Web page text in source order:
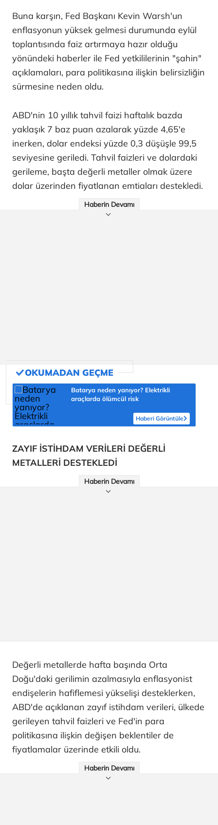
Buna karşın, Fed Başkanı Kevin Warsh'un
enflasyonun yüksek gelmesi durumunda eylül
toplantısında faiz artırmaya hazır olduğu
yönündeki haberler ile Fed yetkililerinin "şahin"
açıklamaları, para politikasına ilişkin belirsizliğin
sürmesine neden oldu.
ABD'nin 10 yıllık tahvil faizi haftalık bazda
yaklaşık 7 baz puan azalarak yüzde 4,65'e
inerken, dolar endeksi yüzde 0,3 düşüşle 99,5
seviyesine geriledi. Tahvil faizleri ve dolardaki
gerileme, başta değerli metaller olmak üzere
dolar üzerinden fiyatlanan emtiaları destekledi.
Haberin Devamı
Batarya neden yanıyor? Elektrikli
araçlarda ölümcül risk
Haberi Görüntüle
ZAYIF İSTİHDAM VERİLERİ DEĞERLİ
METALLERİ DESTEKLEDİ
Haberin Devamı
Değerli metallerde hafta başında Orta
Doğu'daki gerilimin azalmasıyla enflasyonist
endişelerin hafiflemesi yükselişi desteklerken,
ABD'de açıklanan zayıf istihdam verileri, ülkede
gerileyen tahvil faizleri ve Fed'in para
politikasına ilişkin değişen beklentiler de
fiyatlamalar üzerinde etkili oldu.
Haberin Devamı